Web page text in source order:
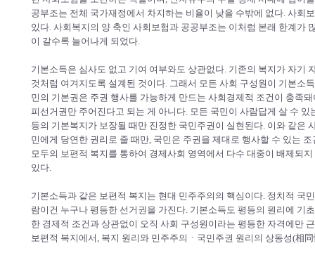
공부조는 전체 국가재정에서 차지하는 비율이 낮을 수밖에 없다. 사회
있다. 사회복지의 양 축인 사회보험과 공공부조는 이처럼 본래 한계가
이 갈수록 늘어나게 되었다.
기본소득은 심사도 없고 기여 여부와도 상관없다. 기존의 복지가 자기
것처럼 여겨지도록 설계된 것이다. 그래서 모든 사회 구성원이 기본소
민의 기본권은 주권 행사를 가능하게 만드는 사회경제적 조건이 충족
피선거권만 주어진다고 되는 게 아니다. 모든 국민이 사람답게 살 수
등의 기본복지가 보장될 때만 진정한 국민주권이 실현된다. 이와 같은
민에게 당연한 권리로 줄 때만, 국민은 주권을 제대로 행사할 수 있는
모두의 보편적 복지를 통하여 경제사회 영역에서 다수 대중이 배제되
있다.
기본소득과 같은 보편적 복지는 현대 민주주의의 핵심이다. 정치적 국
람이건 누구나 평등한 선거권을 가진다. 기본소득도 평등의 원리에 기
한 경제적 조건과 상관없이 오직 사회 구성원이라는 평등한 자격에만
보편적 복지에서, 복지 원리와 민주주의ㆍ국민주권 원리의 상동성(相